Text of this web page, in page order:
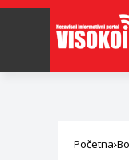
Početna